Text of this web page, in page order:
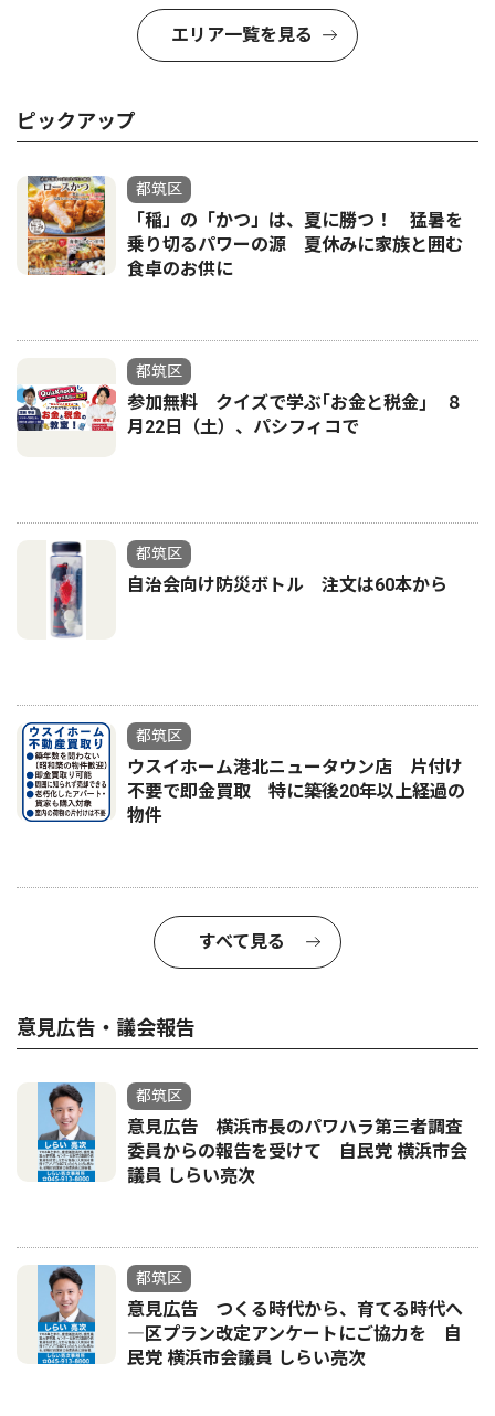
エリア一覧を見る
ピックアップ
都筑区
「稲」の「かつ」は、夏に勝つ！ 猛暑を
乗り切るパワーの源 夏休みに家族と囲む
食卓のお供に
都筑区
参加無料 クイズで学ぶ｢お金と税金｣ ８
月22日（土）、パシフィコで
都筑区
自治会向け防災ボトル 注文は60本から
都筑区
ウスイホーム港北ニュータウン店 片付け
不要で即金買取 特に築後20年以上経過の
物件
すべて見る
意見広告・議会報告
都筑区
意見広告 横浜市長のパワハラ第三者調査
委員からの報告を受けて 自民党 横浜市会
議員 しらい亮次
都筑区
意見広告 つくる時代から、育てる時代へ
―区プラン改定アンケートにご協力を 自
民党 横浜市会議員 しらい亮次